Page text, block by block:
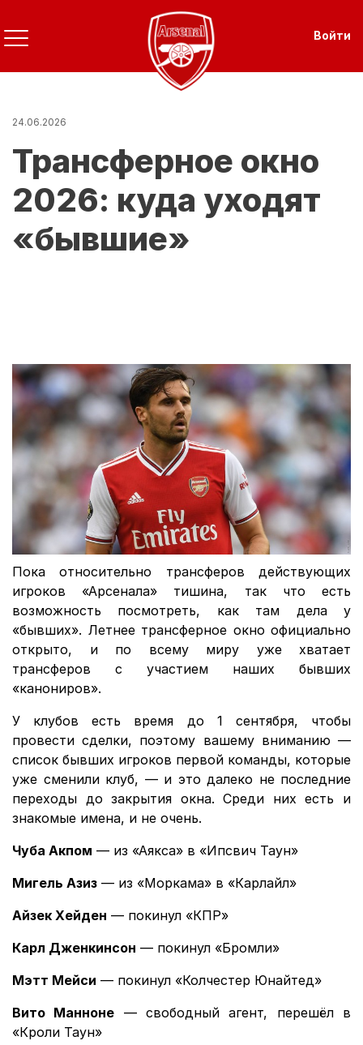
Перейти
к
основному
содержанию
Войти
24.06.2026
Трансферное окно
2026: куда уходят
«бывшие»
Пока относительно трансферов действующих
игроков «Арсенала» тишина, так что есть
возможность посмотреть, как там дела у
«бывших». Летнее трансферное окно официально
открыто, и по всему миру уже хватает
трансферов с участием наших бывших
«канониров».
У клубов есть время до 1 сентября, чтобы
провести сделки, поэтому вашему вниманию —
список бывших игроков первой команды, которые
уже сменили клуб, — и это далеко не последние
переходы до закрытия окна. Среди них есть и
знакомые имена, и не очень.
Чуба Акпом — из «Аякса» в «Ипсвич Таун»
Мигель Азиз — из «Моркама» в «Карлайл»
Айзек Хейден — покинул «КПР»
Карл Дженкинсон — покинул «Бромли»
Мэтт Мейси — покинул «Колчестер Юнайтед»
Вито Манноне — свободный агент, перешёл в
«Кроли Таун»